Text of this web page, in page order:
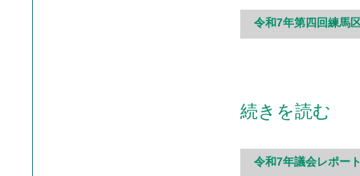
令和7年第四回練馬
続きを読む
令和7年議会レポー